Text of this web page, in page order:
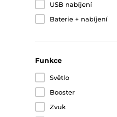
USB nabíjení
Baterie + nabíjení
Funkce
Světlo
Booster
Zvuk